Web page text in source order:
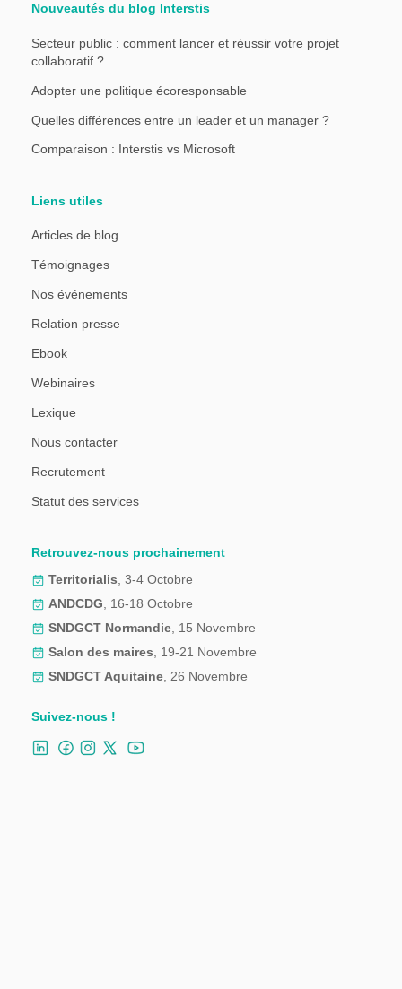
Nouveautés du blog Interstis
Secteur public : comment lancer et réussir votre projet
collaboratif ?
Adopter une politique écoresponsable
Quelles différences entre un leader et un manager ?
Comparaison : Interstis vs Microsoft
Liens utiles
Articles de blog
Témoignages
Nos événements
Relation presse
Ebook
Webinaires
Lexique
Nous contacter
Recrutement
Statut des services
Retrouvez-nous prochainement
Territorialis , 3-4 Octobre
ANDCDG , 16-18 Octobre
SNDGCT Normandie , 15 Novembre
Salon des maires , 19-21 Novembre
SNDGCT Aquitaine , 26 Novembre
Suivez-nous !